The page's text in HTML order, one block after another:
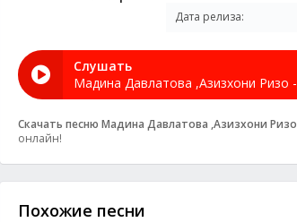
Дата релиза:
Слушать
Скачать песню Мадина Давлатова ,Азизхони Ризо
онлайн!
Похожие песни